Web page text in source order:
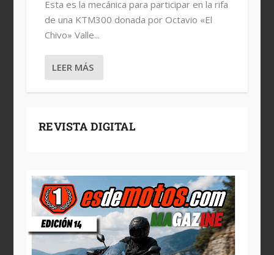
Esta es la mecánica para participar en la rifa
de una KTM300 donada por Octavio «El
Chivo» Valle...
LEER MÁS
REVISTA DIGITAL